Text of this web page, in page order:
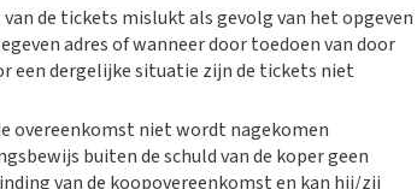
de tickets mislukt als gevolg van het opgeven
adres of wanneer door toedoen van door
een dergelijke situatie zijn de tickets niet
overeenkomst niet wordt nagekomen
buiten de schuld van de koper geen
van de koopovereenkomst en kan hij/zij